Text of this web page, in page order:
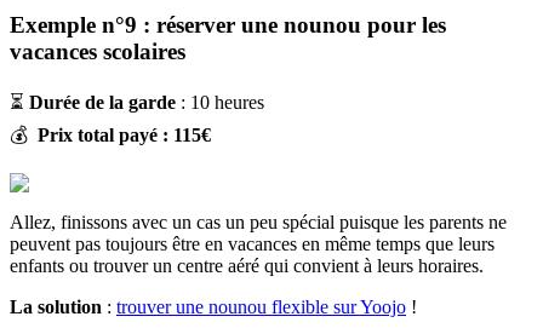
Exemple n°9 : réserver une nounou pour les
vacances scolaires
⏳ Durée de la garde : 10 heures
💰 Prix total payé : 115€
Allez, finissons avec un cas un peu spécial puisque les parents ne
peuvent pas toujours être en vacances en même temps que leurs
enfants ou trouver un centre aéré qui convient à leurs horaires.
La solution : trouver une nounou flexible sur Yoojo !